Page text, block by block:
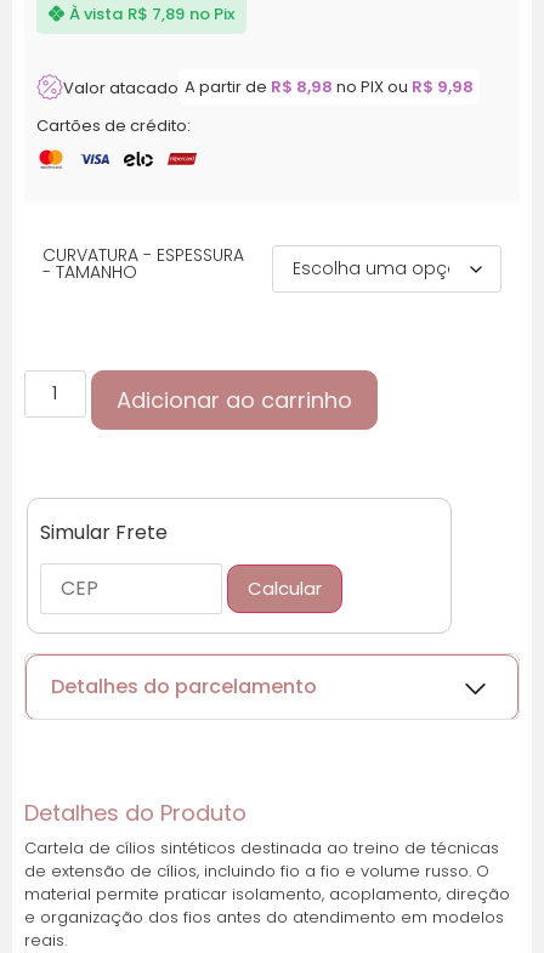
À vista R$ 7,89 no Pix
Cartões de crédito:
Valor atacado A partir de R$ 8,98 no PIX ou R$ 9,98
CURVATURA - ESPESSURA
- TAMANHO
Adicionar ao carrinho
Simular Frete
Calcular
Detalhes do parcelamento
Parcelas:
1x de
Detalhes do Produto
Cartela de cílios sintéticos destinada ao treino de técnicas
de extensão de cílios, incluindo fio a fio e volume russo. O
material permite praticar isolamento, acoplamento, direção
e organização dos fios antes do atendimento em modelos
reais.